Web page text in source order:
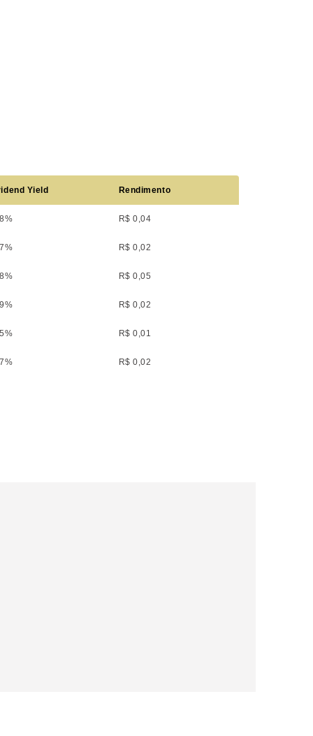
Yield Rendimento
R$ 0,04
R$ 0,02
R$ 0,05
R$ 0,02
R$ 0,01
R$ 0,02